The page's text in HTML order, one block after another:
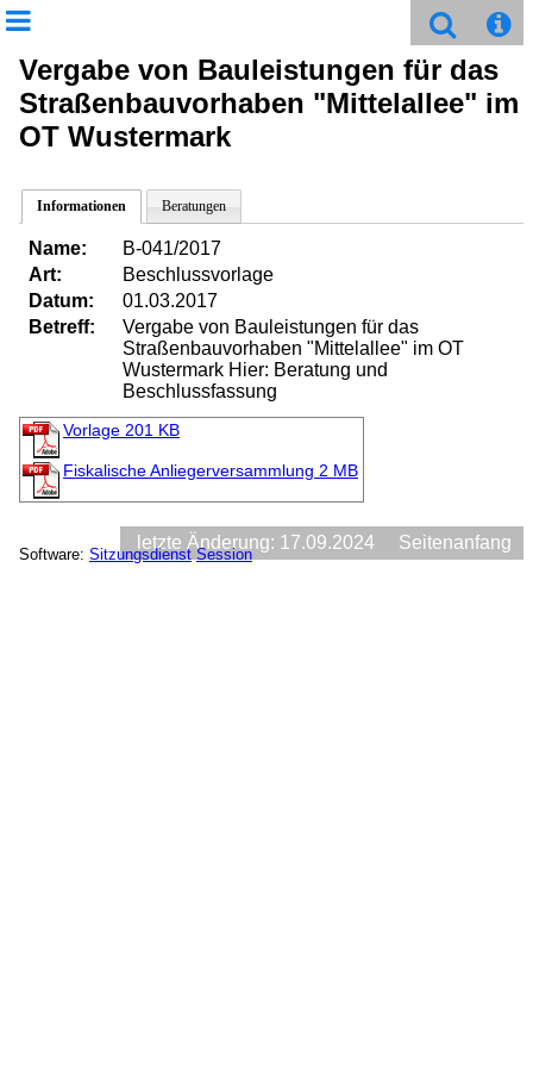
Vergabe von Bauleistungen für das
Straßenbauvorhaben "Mittelallee" im
OT Wustermark
Informationen Beratungen
Name:
B-041/2017
Art:
Beschlussvorlage
Datum:
01.03.2017
Betreff:
Vergabe von Bauleistungen für das
Straßenbauvorhaben "Mittelallee" im OT
Wustermark Hier: Beratung und
Beschlussfassung
Vorlage 201 KB
Fiskalische Anliegerversammlung 2 MB
letzte Änderung: 17.09.2024 Seitenanfang
Software: Sitzungsdienst Session